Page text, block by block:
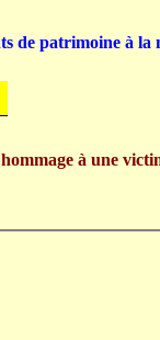
à une
de patrimoine à la